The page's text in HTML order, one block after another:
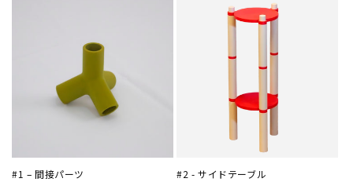
#1 – 間接パーツ #2 - サイドテーブル